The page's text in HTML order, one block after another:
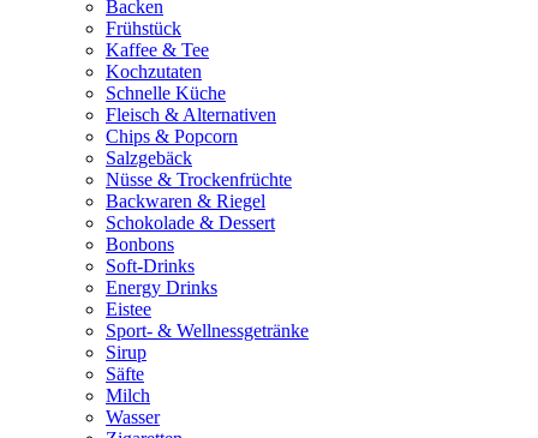
Backen
Frühstück
Kaffee & Tee
Kochzutaten
Schnelle Küche
Fleisch & Alternativen
Chips & Popcorn
Salzgebäck
Nüsse & Trockenfrüchte
Backwaren & Riegel
Schokolade & Dessert
Bonbons
Soft-Drinks
Energy Drinks
Eistee
Sport- & Wellnessgetränke
Sirup
Säfte
Milch
Wasser